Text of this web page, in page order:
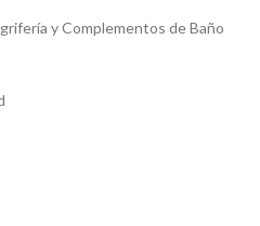
y Complementos de Baño